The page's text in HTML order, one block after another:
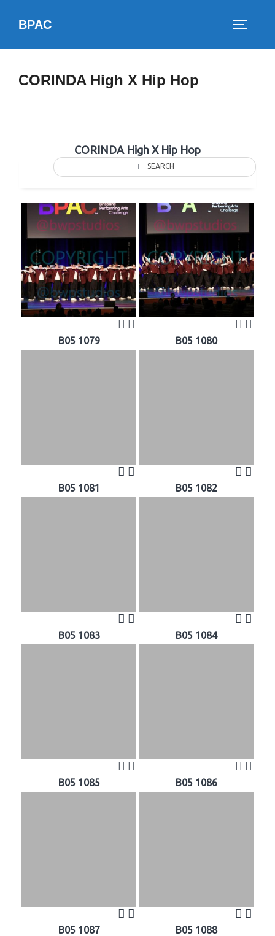
BPAC
CORINDA High X Hip Hop
CORINDA High X Hip Hop
SEARCH
B05 1079 B05 1080
B05 1081 B05 1082
B05 1083 B05 1084
B05 1085 B05 1086
B05 1087 B05 1088